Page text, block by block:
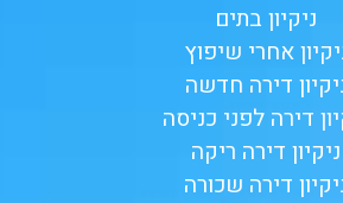
ניקיון בתים
אחרי שיפוץ
דירה חדשה
דירה לפני כניסה
ניקיון דירה ריקה
דירה שכורה